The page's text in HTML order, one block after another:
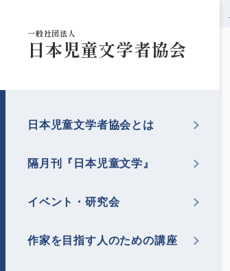
一般社団法人
日本児童文学者協会
日本児童文学者協会とは
隔月刊『日本児童文学』
イベント・研究会
作家を目指す人のための講座